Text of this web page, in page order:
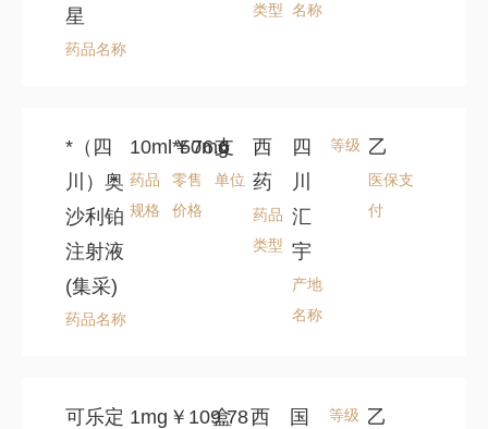
星
药品名称
类型 名称
*（四
川）奥
沙利铂
注射液
(集采)
药品名称
10ml*50mg
药品
规格
￥76.6
零售
价格
支
单位
西
药
药品
类型
四
川
汇
宇
产地
名称
等级 乙
医保支
付
可乐定 1mg ￥109.78
盒
西
国
等级 乙